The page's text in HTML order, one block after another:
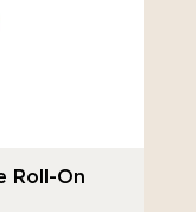
Roll-On